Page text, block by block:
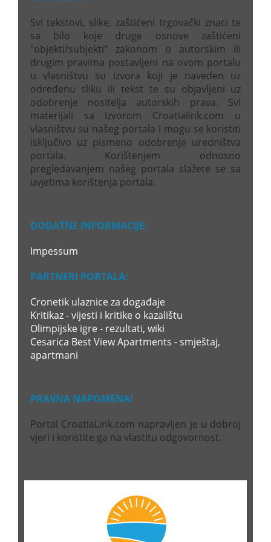
Svi tekstovi, slike, zaštićeni trgovački znaci te
sa bilo koje druge osnove zaštićeni
"objekti/subjekti" zakonom o autorskim ili
drugim pravima postavljeni na ovom portalu
u vlasništvu su izvora koji je naveden uz
određenu sliku ili tekst te su objavljeni uz
odobrenje nositelja autorskih prava. Svi
materijali sa izvorom Croatialink.com u
vlasništvu su našeg portala i mogu se koristiti
isključivo uz pismeno odobrenje uredništva
portala. Korištenjem odnosno
pregledavanjem našeg portala slažete se sa
uvjetima korištenja portala.
DODATNE INFORMACIJE:
Impessum
PARTNERI PORTALA:
Cronetik ulaznice za događaje
Kritikaz - vijesti i kritike o kazalištu
Olimpijske igre - rezultati, wiki
Cesarica Best View Apartments - smještaj,
apartmani
PRAVNA NAPOMENA!
Portal CroatiaLink.com napravljen je u dobroj
vjeri i koristite ga na vlastitu odgovornost.